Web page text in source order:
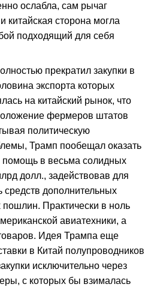
ослабла, сам рычаг
китайская сторона могла
подходящий для себя
прекратил закупки в
экспорта которых
на китайский рынок, что
фермеров штатов
политическую
Трамп пообещал оказать
в весьма солидных
долл., задействовав для
средств дополнительных
Практически в ноль
авиатехники, а
Идея Трампа еще
в Китай полупроводников
исключительно через
с которых бы взималась